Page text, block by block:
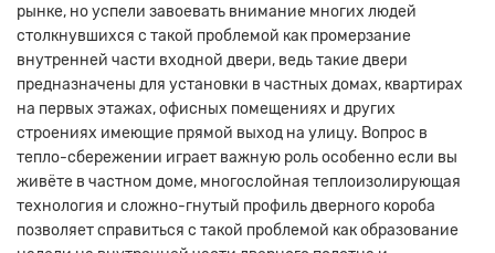
рынке, но успели завоевать внимание многих людей
столкнувшихся с такой проблемой как промерзание
внутренней части входной двери, ведь такие двери
предназначены для установки в частных домах, квартирах
на первых этажах, офисных помещениях и других
строениях имеющие прямой выход на улицу. Вопрос в
тепло-сбережении играет важную роль особенно если вы
живёте в частном доме, многослойная теплоизолирующая
технология и сложно-гнутый профиль дверного короба
позволяет справиться с такой проблемой как образование